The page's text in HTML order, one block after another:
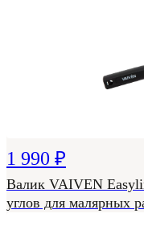
1 990 ₽
Валик VAIVEN
углов для малярных